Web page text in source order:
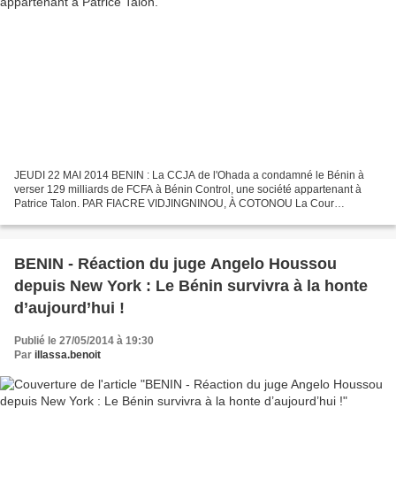
JEUDI 22 MAI 2014 BENIN : La CCJA de l'Ohada a condamné le Bénin à
verser 129 milliards de FCFA à Bénin Control, une société appartenant à
Patrice Talon. PAR FIACRE VIDJINGNINOU, À COTONOU La Cour
BENIN - Réaction du juge Angelo Houssou
depuis New York : Le Bénin survivra à la honte
d’aujourd’hui !
Publié le 27/05/2014 à 19:30
Par illassa.benoit